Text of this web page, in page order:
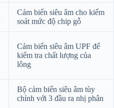
Cảm biến siêu âm cho kiểm
soát mức độ chip gỗ
Cảm biến siêu âm UPF để
kiểm tra chất lượng của
lông
Bộ cảm biến siêu âm tùy
chỉnh với 3 đầu ra nhị phân